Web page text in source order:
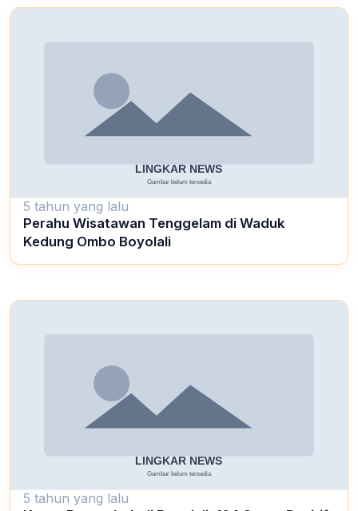
5 tahun yang lalu
Perahu Wisatawan Tenggelam di Waduk
Kedung Ombo Boyolali
5 tahun yang lalu